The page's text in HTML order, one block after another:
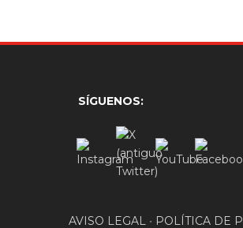
SÍGUENOS:
AVISO LEGAL • POLÍTICA DE